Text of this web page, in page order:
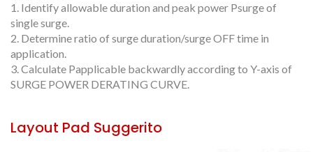
1. Identify allowable duration and peak power Psurge of
single surge.
2. Determine ratio of surge duration/surge OFF time in
application.
3. Calculate Papplicable backwardly according to Y-axis of
SURGE POWER DERATING CURVE.
Layout Pad Suggerito